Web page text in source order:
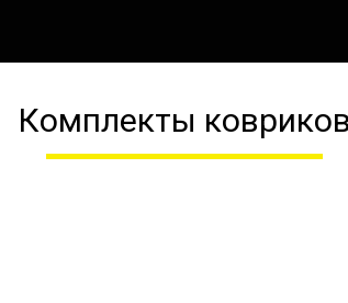
Комплекты ковриков